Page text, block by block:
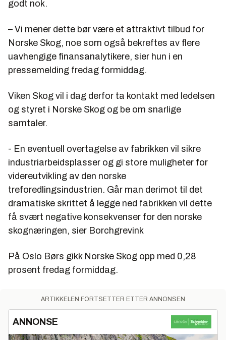
godt nok.
– Vi mener dette bør være et attraktivt tilbud for
Norske Skog, noe som også bekreftes av flere
uavhengige finansanalytikere, sier hun i en
pressemelding fredag formiddag.
Viken Skog vil i dag derfor ta kontakt med ledelsen
og styret i Norske Skog og be om snarlige
samtaler.
- En eventuell overtagelse av fabrikken vil sikre
industriarbeidsplasser og gi store muligheter for
videreutvikling av den norske
treforedlingsindustrien. Går man derimot til det
dramatiske skrittet å legge ned fabrikken vil dette
få svært negative konsekvenser for den norske
skognæringen, sier Borchgrevink
På Oslo Børs gikk Norske Skog opp med 0,28
prosent fredag formiddag.
ARTIKKELEN FORTSETTER ETTER ANNONSEN
ANNONSE